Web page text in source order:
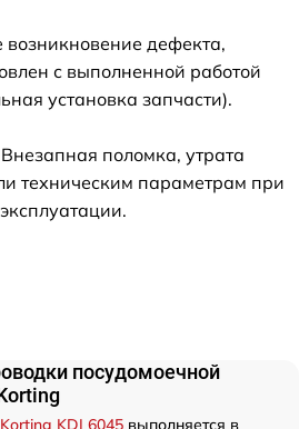
возникновение дефекта,
с выполненной работой
установка запчасти).
поломка, утрата
техническим параметрам при
посудомоечной
KDI 6045 выполняется в